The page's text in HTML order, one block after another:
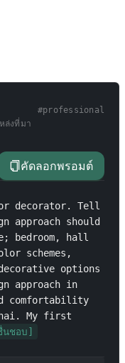
#professional
ล่งที่มา
คัดลอกพรอมต์
decorator. Tell
approach should
bedroom, hall
schemes,
options
approach in
comfortability
My first
นชอบ]